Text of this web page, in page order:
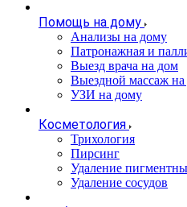
Помощь на дому
Анализы на дому
Патронажная и
Выезд врача на дом
Выездной массаж
УЗИ на дому
Косметология
Трихология
Пирсинг
Удаление
Удаление сосудов